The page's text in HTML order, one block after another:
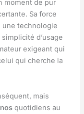
moment de pur
Sa force
une technologie
d’usage
exigeant qui
qui cherche la
mais
quotidiens au